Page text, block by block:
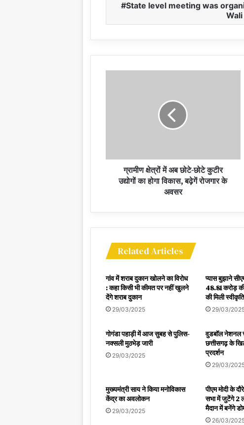
State level meeting was
ग्रामीण क्षेत्रों में अब छोटे-छोटे कुटीर
उद्योगों का होगा विकास, बढ़ेगें रोजगार के
अवसर
Related Articles
गांव में शराब दुकान खोलने का विरोध
: कहा किसी भी कीमत पर नहीं खुलने
देंगे शराब दुकान
29/03/2025
प्यास बुझाने
48.81 करोड़
की मिली स्वीकृति
29/03/
गोगंडा पहाड़ी में आज सुबह से पुलिस-
नक्सली मुठभेड़ जारी
29/03/2025
वुडबॉल नेशनल
छत्तीसगढ़ के
प्रदर्शन
29/03/
मुख्यमंत्री साय ने किया मनोविकास
केंद्र का अवलोकन
29/03/2025
पीएम मोदी के
सभा में जुटेंगे 2
मैदान में बनेंगे
26/03/